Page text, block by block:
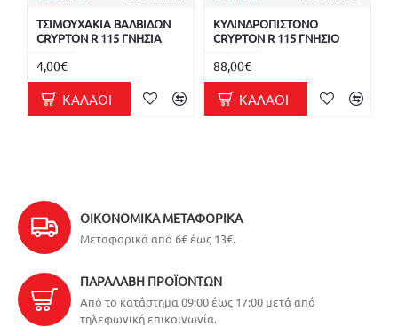
ΤΣΙΜΟΥΧΑΚΙΑ ΒΑΛΒΙΔΩΝ
CRYPTON R 115 ΓΝΗΣΙΑ
4,00€
ΚΑΛΆΘΙ
ΚΥΛΙΝΔΡΟΠΙΣΤΟΝΟ
CRYPTON R 115 ΓΝΗΣΙΟ
88,00€
ΚΑΛΆΘΙ
ΟΙΚΟΝΟΜΙΚΆ ΜΕΤΑΦΟΡΙΚΆ
Μεταφορικά από 6€ έως 13€.
ΠΑΡΑΛΑΒΉ ΠΡΟΪΌΝΤΩΝ
Από το κατάστημα 09:00 έως 17:00 μετά από
τηλεφωνική επικοινωνία.